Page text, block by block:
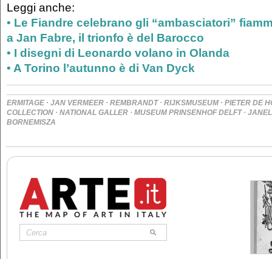
Leggi anche:
• Le Fiandre celebrano gli “ambasciatori”
a Jan Fabre, il trionfo è del Barocco
• I disegni di Leonardo volano in Olanda
• A Torino l’autunno è di Van Dyck
ERMITAGE · JAN VERMEER · REMBRANDT· RIJKSMUSEUM · PIETER DE
COLLECTION · NATIONAL GALLER · MUSEUM PRINSENHOF DELFT·
BORNEMISZA